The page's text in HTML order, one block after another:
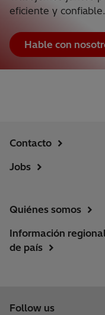
eficiente y confiable.
Hable con
Contacto
Jobs
Quiénes somos
Información
de país
Follow us